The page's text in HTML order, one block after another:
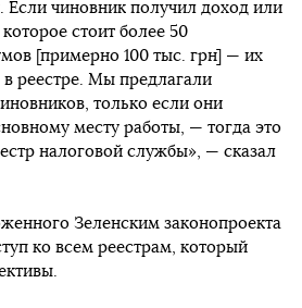
Если чиновник получил доход или
стоит более 50
[примерно 100 тыс. грн] — их
реестре. Мы предлагали
только если они
месту работы, — тогда это
налоговой службы», — сказал
Зеленским законопроекта
ко всем реестрам, который